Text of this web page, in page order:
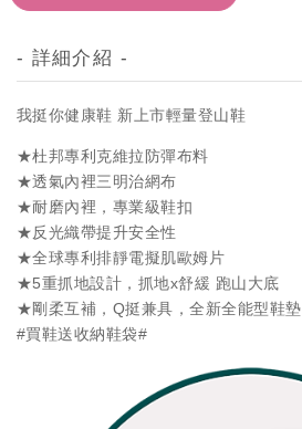
- 詳細介紹 -
我挺你健康鞋 新上市輕量登山鞋
★杜邦專利克維拉防彈布料
★透氣內裡三明治網布
★耐磨內裡，專業級鞋扣
★反光織帶提升安全性
★全球專利排靜電擬肌歐姆片
★5重抓地設計，抓地x舒緩 跑山大底
★剛柔互補，Q挺兼具，全新全能型鞋墊
#買鞋送收納鞋袋#